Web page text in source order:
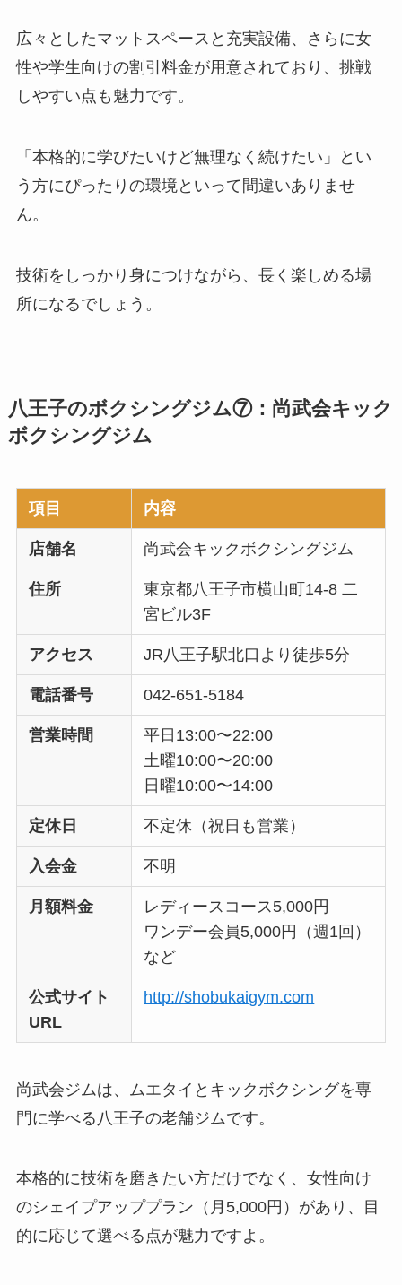
広々としたマットスペースと充実設備、さらに女
性や学生向けの割引料金が用意されており、挑戦
しやすい点も魅力です。
「本格的に学びたいけど無理なく続けたい」とい
う方にぴったりの環境といって間違いありませ
ん。
技術をしっかり身につけながら、長く楽しめる場
所になるでしょう。
八王子のボクシングジム⑦：尚武会キック
ボクシングジム
項目 内容
店舗名 尚武会キックボクシングジム
住所
東京都八王子市横山町14-8 二
宮ビル3F
アクセス JR八王子駅北口より徒歩5分
電話番号 042-651-5184
営業時間
平日13:00〜22:00
土曜10:00〜20:00
日曜10:00〜14:00
定休日 不定休（祝日も営業）
入会金 不明
月額料金
レディースコース5,000円
ワンデー会員5,000円（週1回）
など
公式サイト
URL
http://shobukaigym.com
尚武会ジムは、ムエタイとキックボクシングを専
門に学べる八王子の老舗ジムです。
本格的に技術を磨きたい方だけでなく、女性向け
のシェイプアッププラン（月5,000円）があり、目
的に応じて選べる点が魅力ですよ。